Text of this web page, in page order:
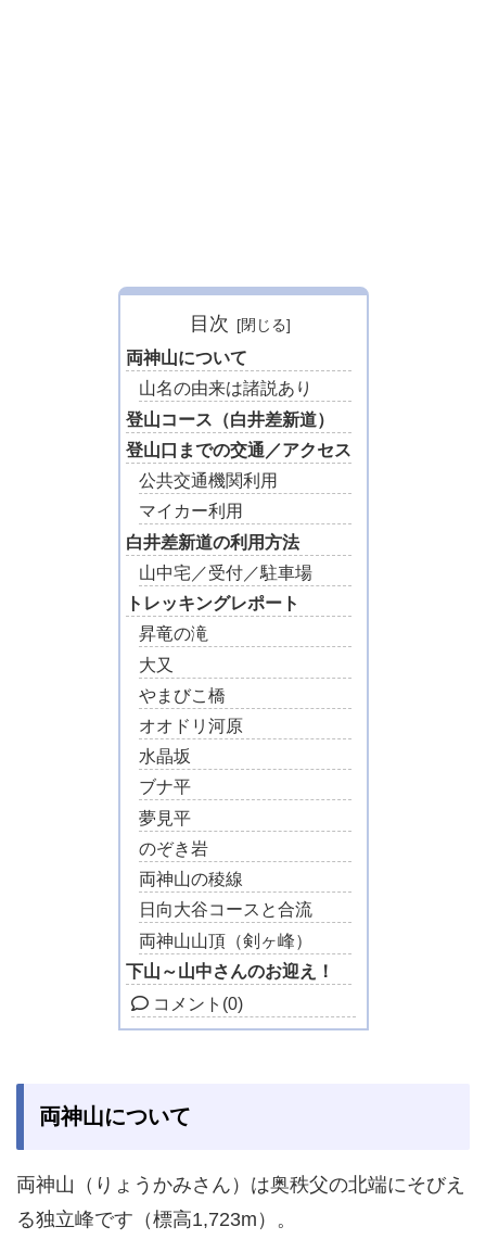
目次
両神山について
山名の由来は諸説あり
登山コース（白井差新道）
登山口までの交通／アクセス
公共交通機関利用
マイカー利用
白井差新道の利用方法
山中宅／受付／駐車場
トレッキングレポート
昇竜の滝
大又
やまびこ橋
オオドリ河原
水晶坂
ブナ平
夢見平
のぞき岩
両神山の稜線
日向大谷コースと合流
両神山山頂（剣ヶ峰）
下山～山中さんのお迎え！
コメント (0)
両神山について
両神山（りょうかみさん）は奥秩父の北端にそびえ
る独立峰です（標高1,723m）。